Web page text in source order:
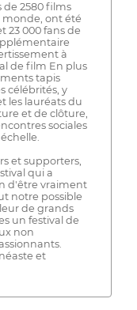
de 2580 films
ont été
23 000 fans de
à
de film En plus
tapis
célébrités, y
les lauréats du
et de clôture,
sociales
et supporters,
qui a
d'être vraiment
notre possible
de grands
un festival de
non
et